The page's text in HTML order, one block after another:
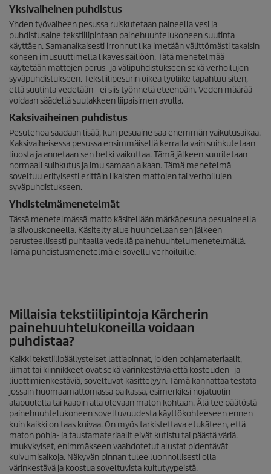
Yksivaiheinen puhdistus
Yhden työvaiheen pesussa ruiskutetaan paineella vesi ja
puhdistusaine tekstiilipintaan painehuuhtelukoneen suutinta
käyttäen. Samanaikaisesti irronnut lika imetään välittömästi takaisin
koneen imusuuttimella likavesisäiliöön. Tätä menetelmää
käytetään mattojen perus- ja välipuhdistukseen sekä verhoilujen
syväpuhdistukseen. Tekstiilipesurin oikea työliike tapahtuu siten,
että suutinta vedetään - ei siis työnnetä eteenpäin. Veden määrää
voidaan säädellä suulakkeen liipaisimen avulla.
Kaksivaiheinen puhdistus
Pesutehoa saadaan lisää, kun pesuaine saa enemmän vaikutusaikaa.
Kaksivaiheisessa pesussa ensimmäisellä kerralla vain suihkutetaan
liuosta ja annetaan sen hetki vaikuttaa. Tämä jälkeen suoritetaan
normaali suihkutus ja imu samaan aikaan. Tämä menetelmä
soveltuu erityisesti erittäin likaisten mattojen tai verhoilujen
syväpuhdistukseen.
Yhdistelmämenetelmät
Tässä menetelmässä matto käsitellään märkäpesuna pesuaineella
ja siivouskoneella. Käsitelty alue huuhdellaan sen jälkeen
perusteellisesti puhtaalla vedellä painehuuhtelumenetelmällä.
Tämä puhdistusmenetelmä ei sovellu verhoiluille.
Millaisia tekstiilipintoja Kärcherin
painehuuhtelukoneilla voidaan
puhdistaa?
Kaikki tekstiilipäällysteiset lattiapinnat, joiden pohjamateriaalit,
liimat tai kiinnikkeet ovat sekä värinkestäviä että kosteuden- ja
liuottimienkestäviä, soveltuvat käsittelyyn. Tämä kannattaa testata
jossain huomaamattomassa paikassa, esimerkiksi nojatuolin
alapuolella tai kaapin alla olevaan maton kohtaan. Älä tee päätöstä
painehuuhtelukoneen soveltuvuudesta käyttökohteeseen ennen
kuin kaikki on taas kuivaa. On myös tarkistettava etukäteen, että
maton pohja- ja taustamateriaalit eivät kutistu tai päästä väriä.
Imukykyiset, enimmäkseen vaahdotetut alustat pidentävät
kuivumisaikoja. Näkyvän pinnan tulee luonnollisesti olla
värinkestävä ja koostua soveltuvista kuitutyypeistä.